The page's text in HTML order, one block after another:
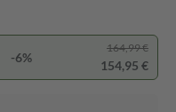
-6%
164,99 €
154,95 €